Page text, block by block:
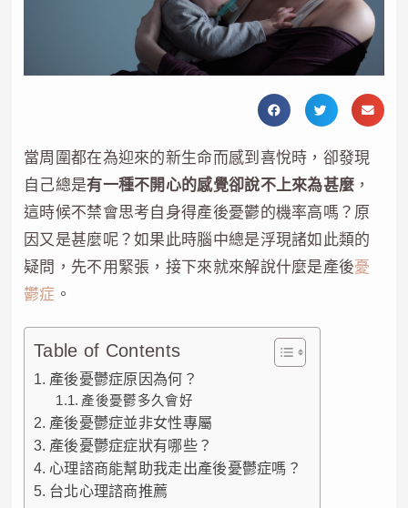
當周圍都在為迎來的新生命而感到喜悅時，卻發現
自己總是有一種不開心的感覺卻說不上來為甚麼 ，
這時候不禁會思考自身得產後憂鬱的機率高嗎？原
因又是甚麼呢？如果此時腦中總是浮現諸如此類的
疑問，先不用緊張，接下來就來解說什麼是產後憂
鬱症 。
Table of Contents
產後憂鬱症原因為何？
產後憂鬱多久會好
產後憂鬱症並非女性專屬
產後憂鬱症症狀有哪些？
心理諮商能幫助我走出產後憂鬱症嗎？
台北心理諮商推薦